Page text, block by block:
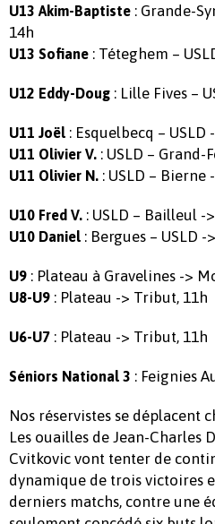
U13 Akim-Baptiste : Grande-
14h
U13 Sofiane : Téteghem –
U12 Eddy-Doug : Lille Fives –
U11 Joël : Esquelbecq – USLD
U11 Olivier V. : USLD –
U11 Olivier N. : USLD – Bierne
U10 Fred V. : USLD – Bailleul -
U10 Daniel : Bergues – USLD -
U9 : Plateau à Gravelines ->
U8-U9 : Plateau -> Tribut, 11h
U6-U7 : Plateau -> Tribut, 11h
Séniors National 3 : Feignies
Nos réservistes se déplacent
Les ouailles de Jean-Charles
Cvitkovic vont tenter de
dynamique de trois victoires
derniers matchs, contre une